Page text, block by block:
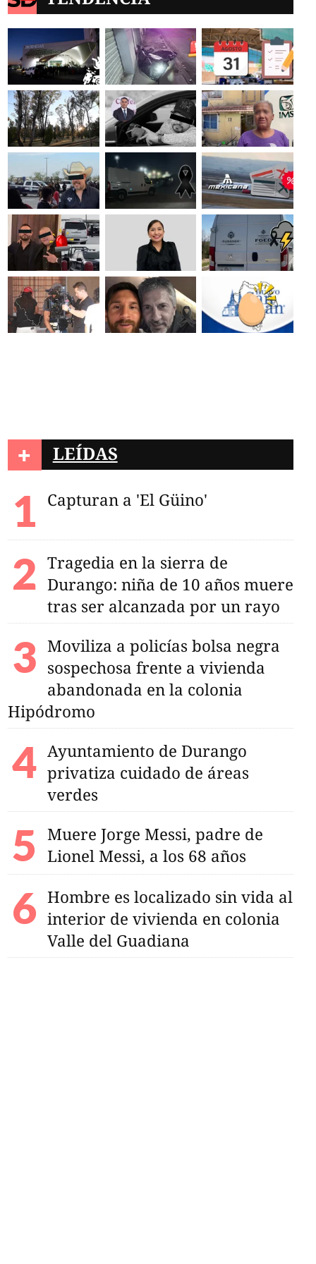
+ LEÍDAS
Capturan a 'El Güino'
Tragedia en la sierra de
Durango: niña de 10 años muere
tras ser alcanzada por un rayo
Moviliza a policías bolsa negra
sospechosa frente a vivienda
abandonada en la colonia
Hipódromo
Ayuntamiento de Durango
privatiza cuidado de áreas
verdes
Muere Jorge Messi, padre de
Lionel Messi, a los 68 años
Hombre es localizado sin vida al
interior de vivienda en colonia
Valle del Guadiana